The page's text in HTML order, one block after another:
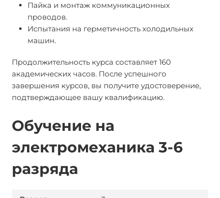
Пайка и монтаж коммуникационных
проводов.
Испытания на герметичность холодильных
машин.
Продолжительность курса составляет 160
академических часов. После успешного
завершения курсов, вы получите удостоверение,
подтверждающее вашу квалификацию.
Обучение на
электромеханика 3-6
разряда